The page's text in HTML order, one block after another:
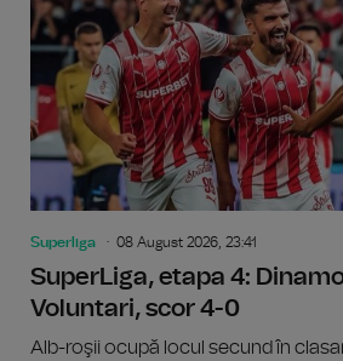
Superliga 08 August 2026, 23:41
SuperLiga, etapa 4:
Voluntari, scor 4-0
Alb-roşii ocupă locul secund în